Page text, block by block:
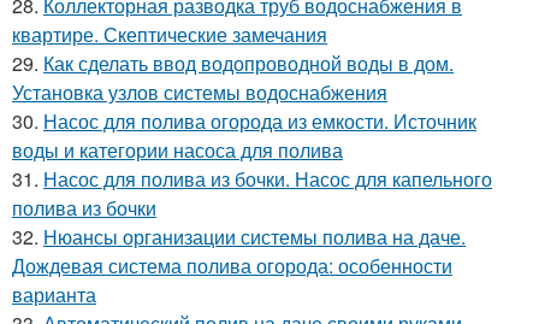
квартире. Скептические замечания
29. Как сделать ввод водопроводной воды в дом.
Установка узлов системы водоснабжения
30. Насос для полива огорода из емкости. Источник
воды и категории насоса для полива
31. Насос для полива из бочки. Насос для капельного
полива из бочки
32. Нюансы организации системы полива на даче.
Дождевая система полива огорода: особенности
варианта